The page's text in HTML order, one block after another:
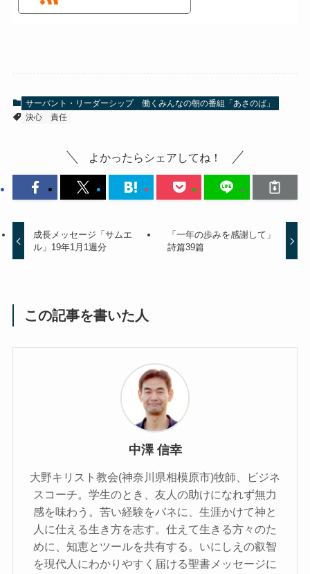
サーバント・リーダーシップ
働くみんなの朝の番組「あさのば」
決心
責任
よかったらシェアしてね！
成長メッセージ「サムエ
ル」19年1月1週分
「一年の歩みを感謝して」
詩篇39篇
この記事を書いた人
中澤 信幸
大野キリスト教会(神奈川県相模原市)牧師、ビジネ
スコーチ。学生のとき、友人の助けになれず無力
感を味わう。苦い経験をバネに、生涯かけて神と
人に仕える生き方を志す。仕えて生きる方々のた
めに、知恵とツールを共有する。いにしえの叡智
を現代人にわかりやすく届ける聖書メッセージに